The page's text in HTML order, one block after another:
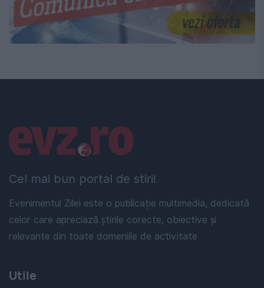
Cel mai bun portal de stiri!
Evenimentul Zilei este o publicație multimedia, dedicată
celor care apreciază știrile corecte, obiective și
relevante din toate domeniile de activitate
Linkuri utile
Utile